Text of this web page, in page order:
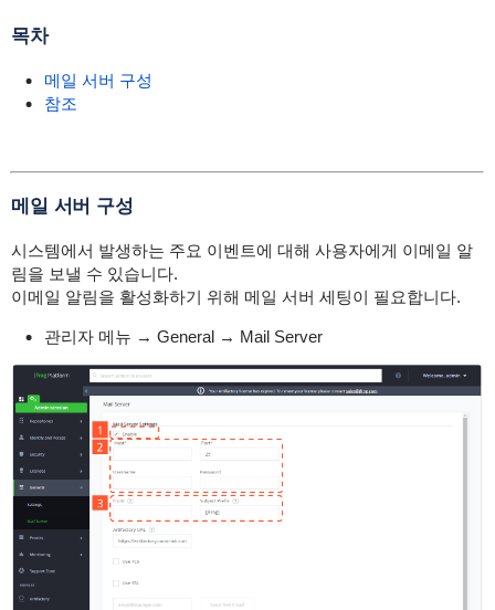
목차
메일 서버 구성
참조
메일 서버 구성
시스템에서 발생하는 주요 이벤트에 대해 사용자에게 이메일 알
림을 보낼 수 있습니다.
이메일 알림을 활성화하기 위해 메일 서버 세팅이 필요합니다.
관리자 메뉴 → General → Mail Server